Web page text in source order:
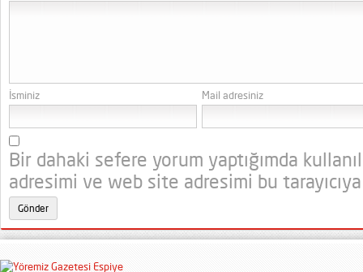
İsminiz Mail adresiniz
Bir dahaki sefere yorum yaptığımda
adresimi ve web site adresimi bu